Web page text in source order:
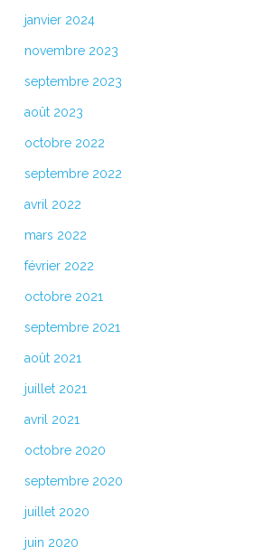
janvier 2024
novembre 2023
septembre 2023
août 2023
octobre 2022
septembre 2022
avril 2022
mars 2022
février 2022
octobre 2021
septembre 2021
août 2021
juillet 2021
avril 2021
octobre 2020
septembre 2020
juillet 2020
juin 2020